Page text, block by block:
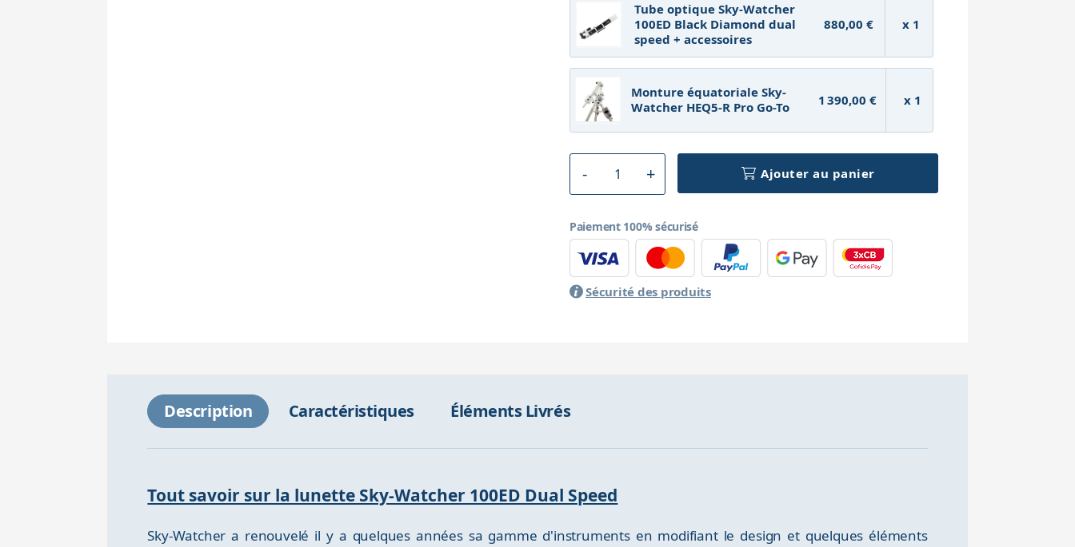
Tube optique Sky-Watcher
100ED Black Diamond dual
speed + accessoires
880,00 € x 1
Monture équatoriale Sky-
Watcher HEQ5-R Pro Go-To
1 390,00 € x 1
Ajouter au panier
Paiement 100% sécurisé
Sécurité des produits
Description Caractéristiques Éléments Livrés
Tout savoir sur la lunette Sky-Watcher 100ED Dual Speed
Sky-Watcher a renouvelé il y a quelques années sa gamme d'instruments en modifiant le design et quelques éléments